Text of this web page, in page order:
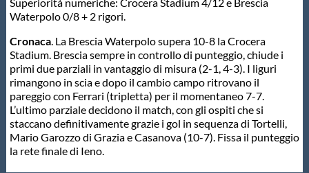
Waterpolo 0/8 + 2 rigori.
Cronaca. La Brescia Waterpolo supera 10-8 la Crocera
Stadium. Brescia sempre in controllo di punteggio, chiude i
primi due parziali in vantaggio di misura (2-1, 4-3). I liguri
rimangono in scia e dopo il cambio campo ritrovano il
pareggio con Ferrari (tripletta) per il momentaneo 7-7.
L’ultimo parziale decidono il match, con gli ospiti che si
staccano definitivamente grazie i gol in sequenza di Tortelli,
Mario Garozzo di Grazia e Casanova (10-7). Fissa il punteggio
la rete finale di Ieno.